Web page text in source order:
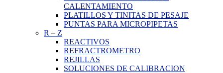
CALENTAMIENTO
PLATILLOS Y TINITAS DE PESAJE
PUNTAS PARA MICROPIPETAS
R – Z
REACTIVOS
REFRACTROMETRO
REJILLAS
SOLUCIONES DE CALIBRACION